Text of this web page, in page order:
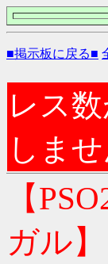
■掲示板に戻る■
レス
しませ
【
ガル】